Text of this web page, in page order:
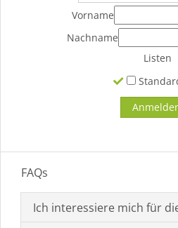
Vorname
Nachname
Listen
FAQs
Ich interessiere mich für